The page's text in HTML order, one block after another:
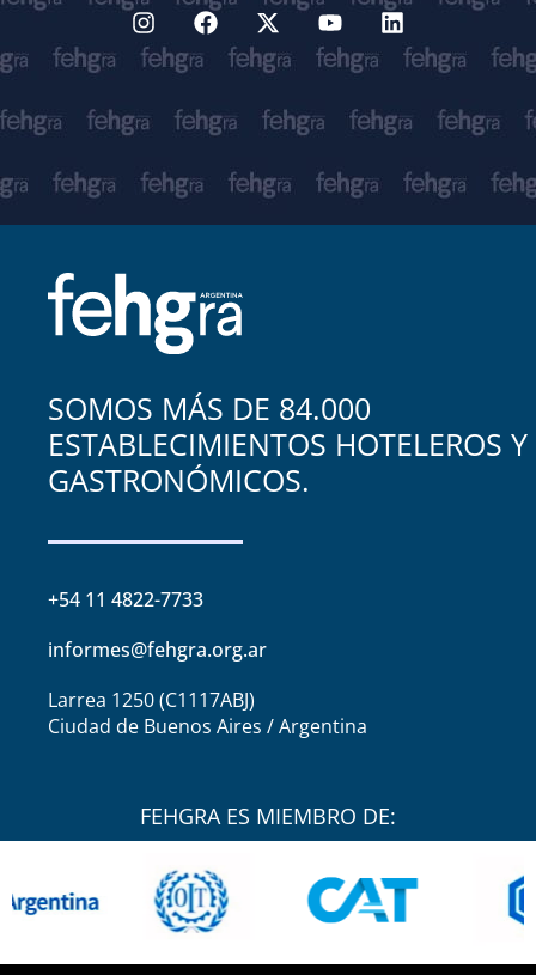
SOMOS MÁS DE 84.000
ESTABLECIMIENTOS HOTELEROS Y
GASTRONÓMICOS.
+54 11 4822-7733
informes@fehgra.org.ar
Larrea 1250 (C1117ABJ)
Ciudad de Buenos Aires / Argentina
FEHGRA ES MIEMBRO DE: